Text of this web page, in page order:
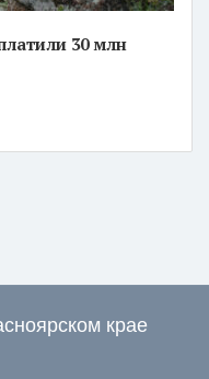
30 млн
крае